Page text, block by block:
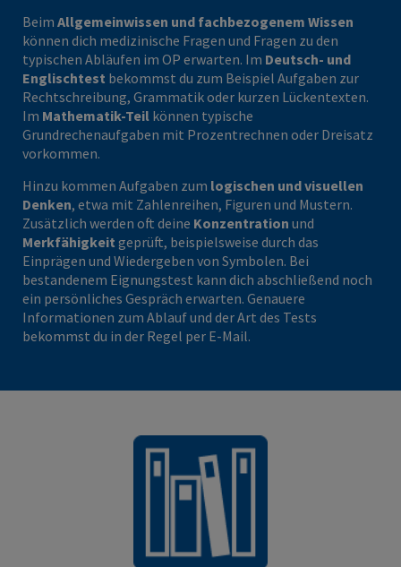
Beim Allgemeinwissen und fachbezogenem Wissen
können dich medizinische Fragen und Fragen zu den
typischen Abläufen im OP erwarten. Im Deutsch- und
Englischtest bekommst du zum Beispiel Aufgaben zur
Rechtschreibung, Grammatik oder kurzen Lückentexten.
Im Mathematik-Teil können typische
Grundrechenaufgaben mit Prozentrechnen oder Dreisatz
vorkommen.
Hinzu kommen Aufgaben zum logischen und visuellen
Denken, etwa mit Zahlenreihen, Figuren und Mustern.
Zusätzlich werden oft deine Konzentration und
Merkfähigkeit geprüft, beispielsweise durch das
Einprägen und Wiedergeben von Symbolen. Bei
bestandenem Eignungstest kann dich abschließend noch
ein persönliches Gespräch erwarten. Genauere
Informationen zum Ablauf und der Art des Tests
bekommst du in der Regel per E-Mail.